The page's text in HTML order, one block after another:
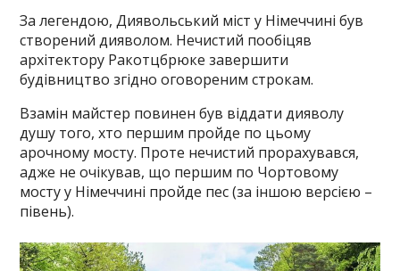
За легендою, Диявольський міст у Німеччині був
створений дияволом. Нечистий пообіцяв
архітектору Ракотцбрюке завершити
будівництво згідно оговореним строкам.
Взамін майстер повинен був віддати дияволу
душу того, хто першим пройде по цьому
арочному мосту. Проте нечистий прорахувався,
адже не очікував, що першим по Чортовому
мосту у Німеччині пройде пес (за іншою версією –
півень).